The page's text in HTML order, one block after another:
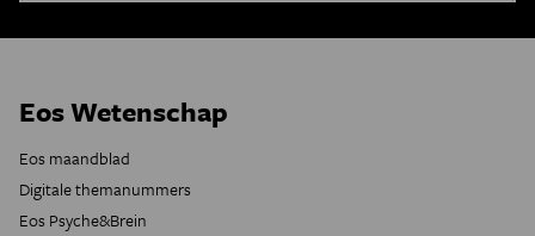
Eos Wetenschap
Eos maandblad
Digitale themanummers
Eos Psyche&Brein